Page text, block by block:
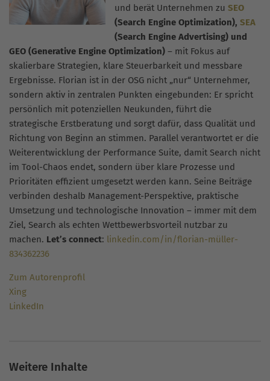
und berät Unternehmen zu SEO
(Search Engine Optimization), SEA
(Search Engine Advertising) und
GEO (Generative Engine Optimization) – mit Fokus auf
skalierbare Strategien, klare Steuerbarkeit und messbare
Ergebnisse. Florian ist in der OSG nicht „nur“ Unternehmer,
sondern aktiv in zentralen Punkten eingebunden: Er spricht
persönlich mit potenziellen Neukunden, führt die
strategische Erstberatung und sorgt dafür, dass Qualität und
Richtung von Beginn an stimmen. Parallel verantwortet er die
Weiterentwicklung der Performance Suite, damit Search nicht
im Tool-Chaos endet, sondern über klare Prozesse und
Prioritäten effizient umgesetzt werden kann. Seine Beiträge
verbinden deshalb Management-Perspektive, praktische
Umsetzung und technologische Innovation – immer mit dem
Ziel, Search als echten Wettbewerbsvorteil nutzbar zu
machen. Let’s connect: linkedin.com/in/florian-müller-
834362236
Zum Autorenprofil
Xing
LinkedIn
Weitere Inhalte